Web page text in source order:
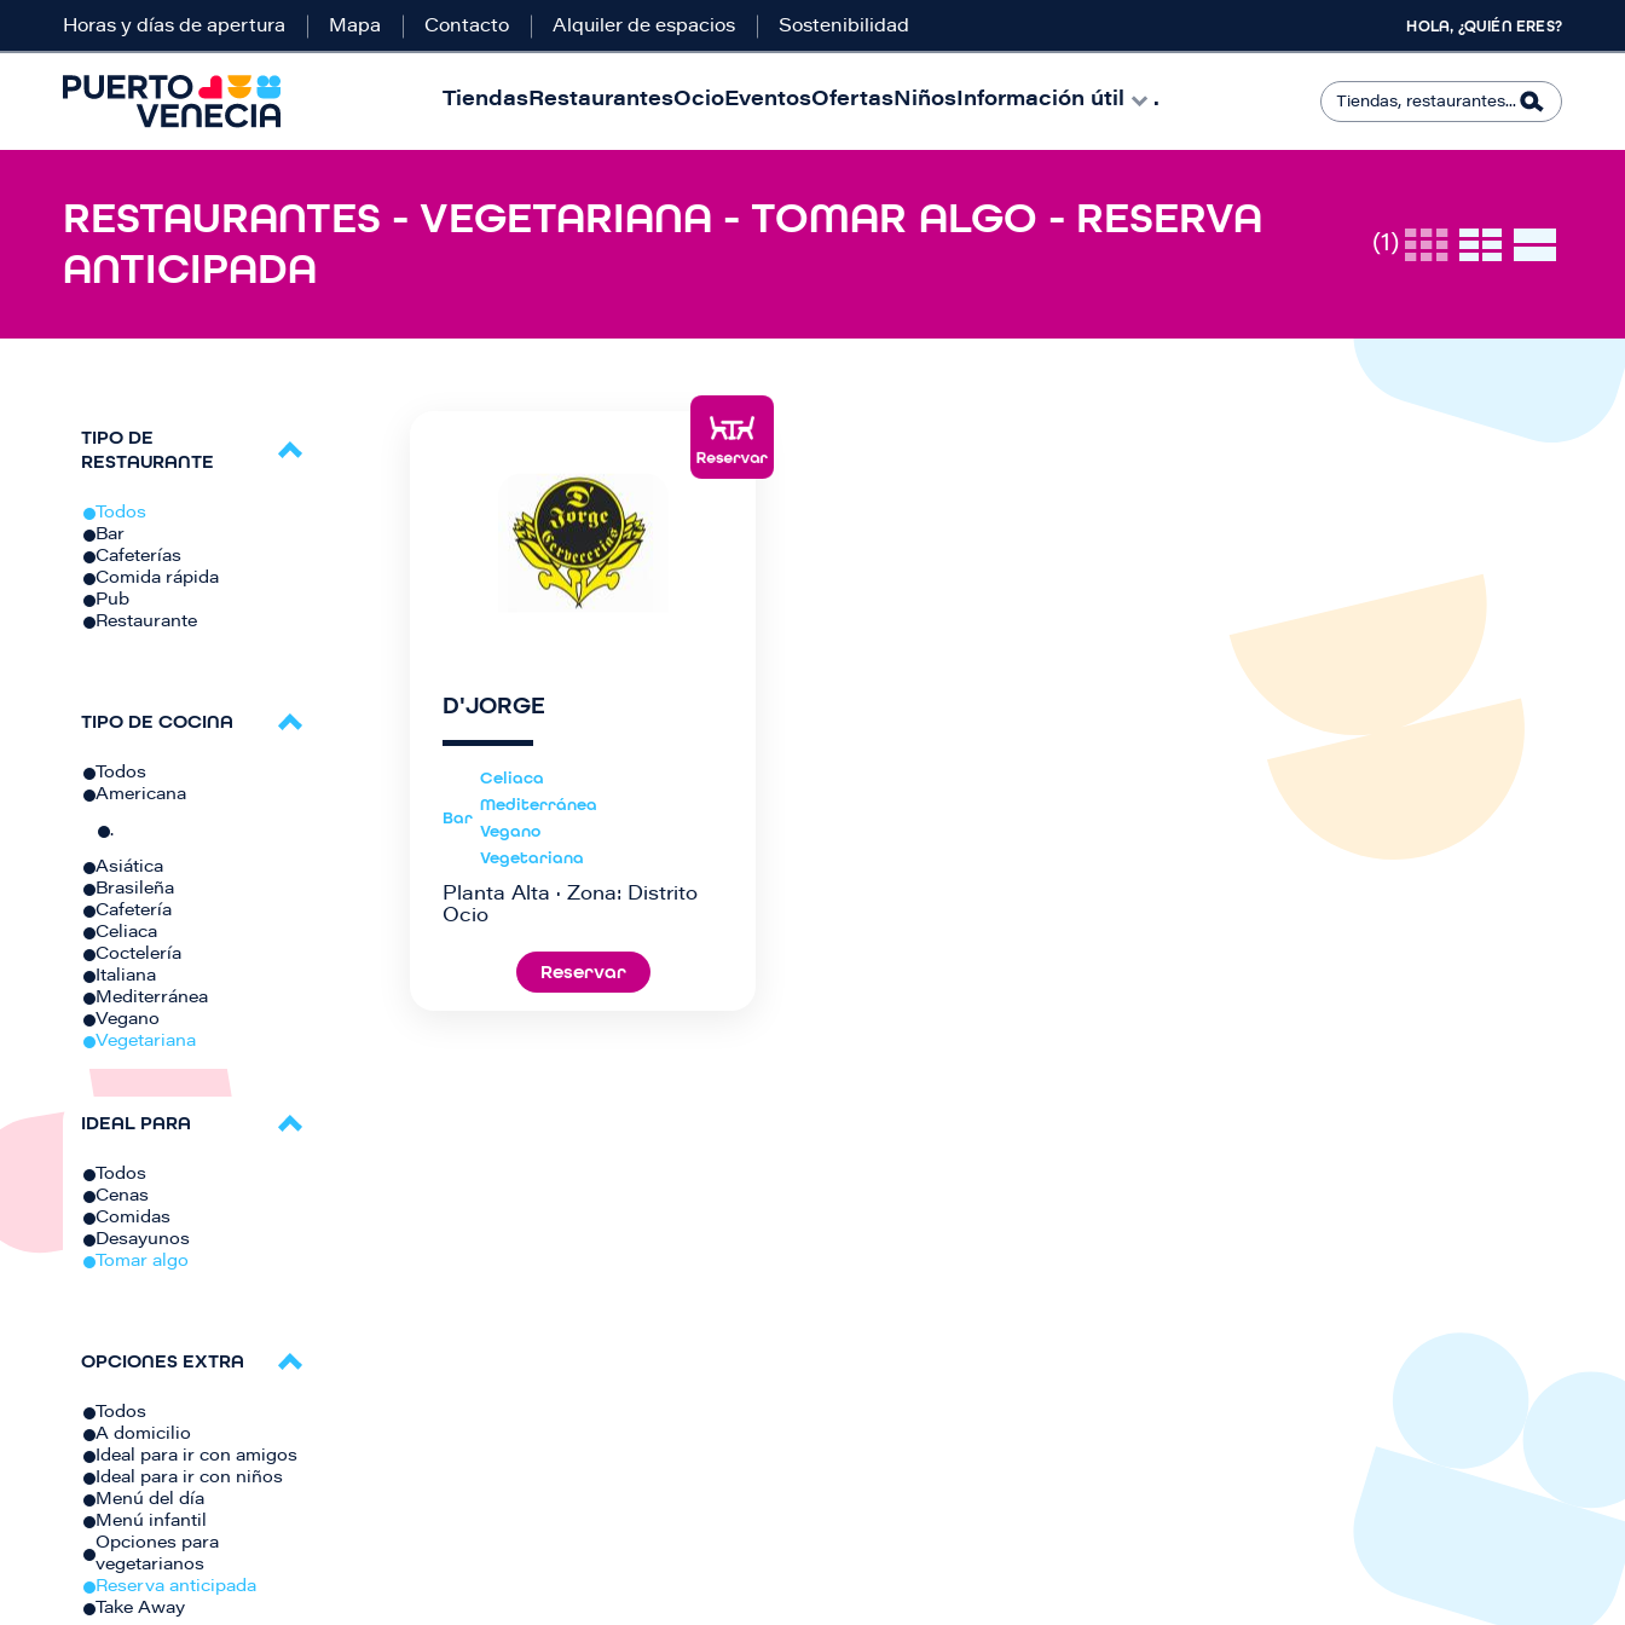
Horas y días de apertura Mapa Contacto Alquiler de espacios Sostenibilidad HOLA, ¿QUIÉN ERES?
TiendasRestaurantesOcioEventosOfertasNiñosInformación útil .
RESTAURANTES - VEGETARIANA - TOMAR ALGO - RESERVA
ANTICIPADA
(1)
TIPO DE
RESTAURANTE
Todos
Bar
Cafeterías
Comida rápida
Pub
Restaurante
TIPO DE COCINA
Todos
Americana
.
Asiática
Brasileña
Cafetería
Celiaca
Coctelería
Italiana
Mediterránea
Vegano
Vegetariana
IDEAL PARA
Todos
Cenas
Comidas
Desayunos
Tomar algo
OPCIONES EXTRA
Todos
A domicilio
Ideal para ir con amigos
Ideal para ir con niños
Menú del día
Menú infantil
Opciones para
vegetarianos
Reserva anticipada
Take Away
D'JORGE
Bar
Celiaca
Mediterránea
Vegano
Vegetariana
Planta Alta · Zona: Distrito
Ocio
Reservar